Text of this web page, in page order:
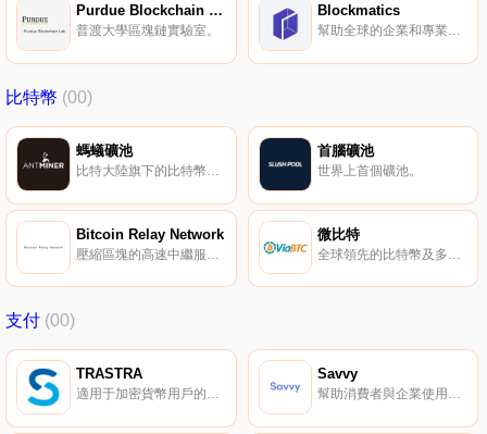
Purdue Blockchain Lab
普渡大學區塊鏈實驗室。
Blockmatics
幫助全球的企業和專業人士更好地了解區塊鏈技術。
比特幣 (00)
螞蟻礦池
比特大陸旗下的比特幣礦池。
首腦礦池
世界上首個礦池。
Bitcoin Relay Network 微比特
支付 (00)
TRASTRA
適用于加密貨幣用戶的最后一公里解決方案。
Savvy
幫助消費者與企業使用加密貨幣進行交易。